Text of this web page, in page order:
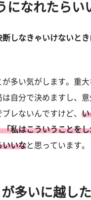
になれたらい
しなきゃいけないとき
多い気がします。重
自分で決めますし、
レないんですけど、 い
私はこういうことを
いいなと思っています。
多いに越し